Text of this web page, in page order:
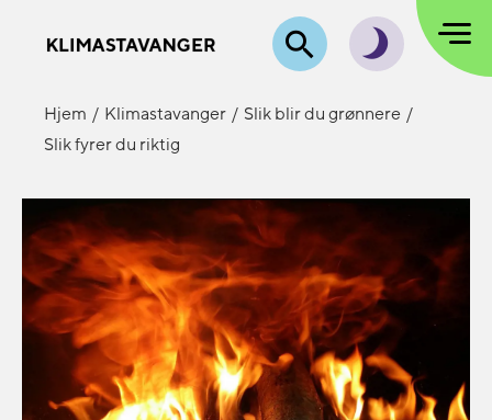
Hjem Klimastavanger
Slik blir du grønnere
Slik fyrer du riktig